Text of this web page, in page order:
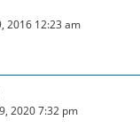
2016 12:23 am
2020 7:32 pm